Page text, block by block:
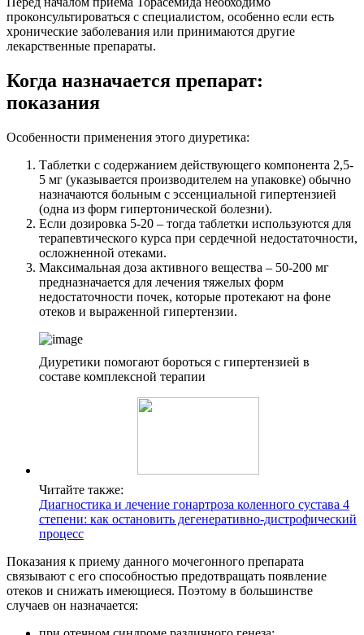
проконсультироваться с специалистом, особенно если есть
хронические заболевания или принимаются другие
лекарственные препараты.
Когда назначается препарат:
показания
Особенности применения этого диуретика:
Таблетки с содержанием действующего компонента 2,5-
5 мг (указывается производителем на упаковке) обычно
назначаются больным с эссенциальной гипертензией
(одна из форм гипертонической болезни).
Если дозировка 5-20 – тогда таблетки используются для
терапевтического курса при сердечной недостаточности,
осложненной отеками.
Максимальная доза активного вещества – 50-200 мг
предназначается для лечения тяжелых форм
недостаточности почек, которые протекают на фоне
отеков и выраженной гипертензии.
Диуретики помогают бороться с гипертензией в
составе комплексной терапии
Читайте также:
Диагностика и лечение гонартроза коленного сустава 4
степени: как остановить дегенеративно-дистрофический
процесс
Показания к приему данного мочегонного препарата
связывают с его способностью предотвращать появление
отеков и снижать имеющиеся. Поэтому в большинстве
случаев он назначается: